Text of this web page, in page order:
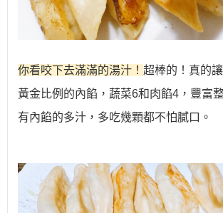
你看咬下去滿滿的湯汁！ 超棒的！真的
黃金比例的內餡，蔬菜6和肉餡4，豐富
有內餡的多汁，多吃幾顆都不怕膩口。